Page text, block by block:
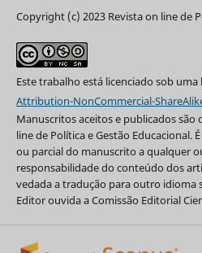
Copyright (c) 2023 Revista on line de
Este trabalho está licenciado sob uma
Attribution-NonCommercial-
Manuscritos aceitos e publicados são
line de Política e Gestão Educacional.
ou parcial do manuscrito a qualquer
responsabilidade do conteúdo dos
vedada a tradução para outro idioma
Editor ouvida a Comissão Editorial